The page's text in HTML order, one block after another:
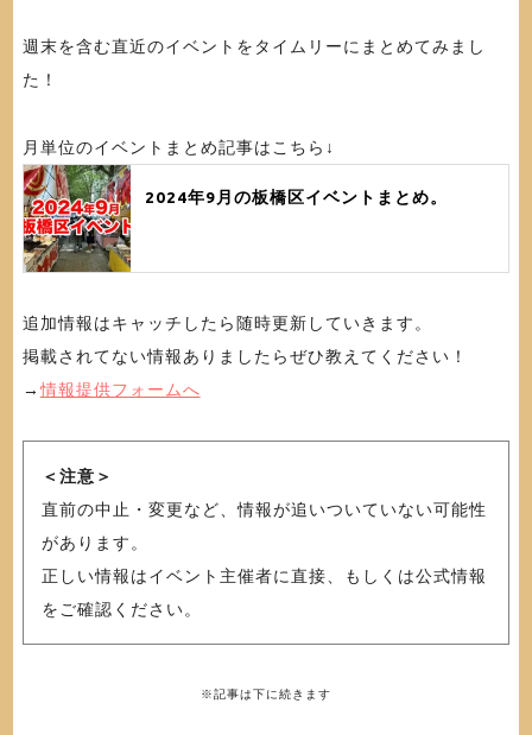
週末を含む直近のイベントをタイムリーにまとめてみまし
た！
月単位のイベントまとめ記事はこちら↓
2024年9月の板橋区イベントまとめ。
追加情報はキャッチしたら随時更新していきます。
掲載されてない情報ありましたらぜひ教えてください！
→情報提供フォームへ
＜注意＞
直前の中止・変更など、情報が追いついていない可能性
があります。
正しい情報はイベント主催者に直接、もしくは公式情報
をご確認ください。
※記事は下に続きます